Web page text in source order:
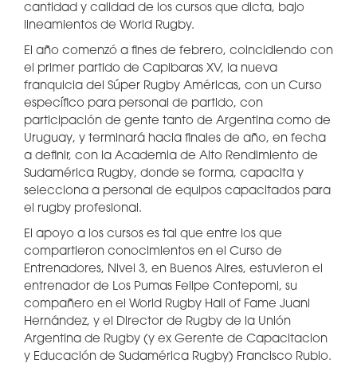
cantidad y calidad de los cursos que dicta, bajo
lineamientos de World Rugby.
El año comenzó a fines de febrero, coincidiendo con
el primer partido de Capibaras XV, la nueva
franquicia del Súper Rugby Américas, con un Curso
específico para personal de partido, con
participación de gente tanto de Argentina como de
Uruguay, y terminará hacia finales de año, en fecha
a definir, con la Academia de Alto Rendimiento de
Sudamérica Rugby, donde se forma, capacita y
selecciona a personal de equipos capacitados para
el rugby profesional.
El apoyo a los cursos es tal que entre los que
compartieron conocimientos en el Curso de
Entrenadores, Nivel 3, en Buenos Aires, estuvieron el
entrenador de Los Pumas Felipe Contepomi, su
compañero en el World Rugby Hall of Fame Juani
Hernández, y el Director de Rugby de la Unión
Argentina de Rugby (y ex Gerente de Capacitacion
y Educación de Sudamérica Rugby) Francisco Rubio.